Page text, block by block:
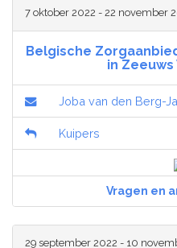
7 oktober 2022 - 22 november
Belgische
in
Joba van den Berg-
Kuipers
Vragen en
29 september 2022 - 10